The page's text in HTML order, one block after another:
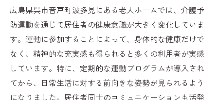
広島県呉市音戸町波多見にある老人ホームでは、介護予
防運動を通じて居住者の健康意識が大きく変化していま
す。運動に参加することによって、身体的な健康だけで
なく、精神的な充実感も得られると多くの利用者が実感
しています。特に、定期的な運動プログラムが導入され
てから、日常生活に対する前向きな姿勢が見られるよう
になりました。居住者同士のコミュニケーションも活発